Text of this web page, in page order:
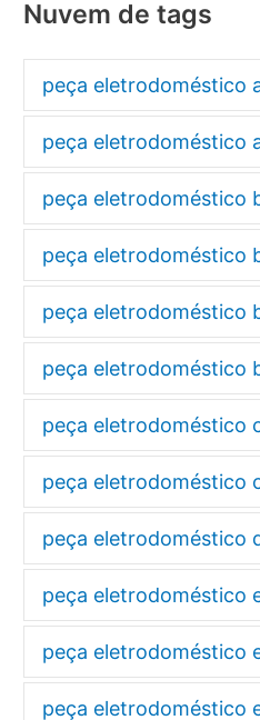
Nuvem de tags
peça eletrodoméstico
peça eletrodoméstico
peça eletrodoméstico
peça eletrodoméstico
peça eletrodoméstico
peça eletrodoméstico
peça eletrodoméstico
peça eletrodoméstico
peça eletrodoméstico
peça eletrodoméstico
peça eletrodoméstico
peça eletrodoméstico